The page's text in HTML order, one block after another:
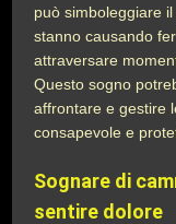
può simboleggiare
stanno causando
attraversare
Questo sogno
affrontare e gestire
consapevole e
Sognare di
sentire dolore